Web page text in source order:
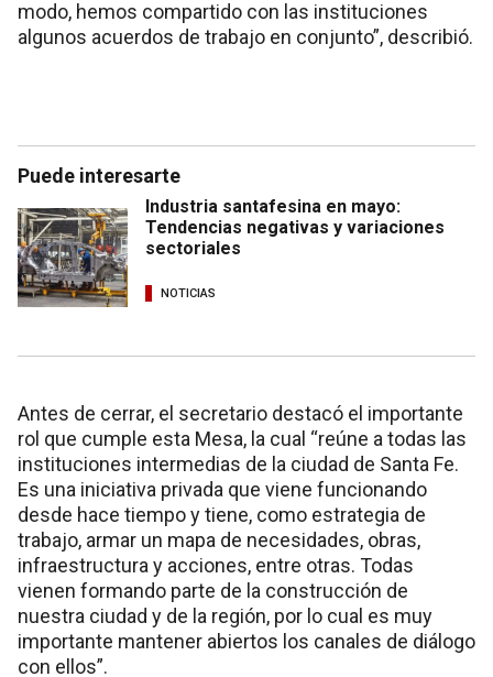
modo, hemos compartido con las instituciones
algunos acuerdos de trabajo en conjunto”, describió.
Puede interesarte
Industria santafesina en mayo:
Tendencias negativas y variaciones
sectoriales
NOTICIAS
Antes de cerrar, el secretario destacó el importante
rol que cumple esta Mesa, la cual “reúne a todas las
instituciones intermedias de la ciudad de Santa Fe.
Es una iniciativa privada que viene funcionando
desde hace tiempo y tiene, como estrategia de
trabajo, armar un mapa de necesidades, obras,
infraestructura y acciones, entre otras. Todas
vienen formando parte de la construcción de
nuestra ciudad y de la región, por lo cual es muy
importante mantener abiertos los canales de diálogo
con ellos”.